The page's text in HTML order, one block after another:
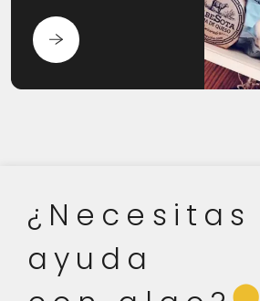
¿Necesitas
ayuda